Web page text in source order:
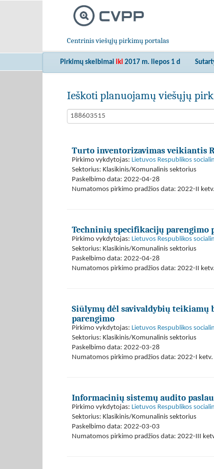
Centrinis viešųjų pirkimų portalas
Pirkimų skelbimai iki 2017 m. liepos 1 d
Ieškoti planuojamų viešųjų
Turto inventorizavimas veikiantis
Pirkimo vykdytojas: Lietuvos Respublikos
Sektorius: Klasikinis/Komunalinis sektorius
Paskelbimo data: 2022-04-28
Numatomos pirkimo pradžios data: 2022-II
Techninių specifikacijų parengimo
Pirkimo vykdytojas: Lietuvos Respublikos
Sektorius: Klasikinis/Komunalinis sektorius
Paskelbimo data: 2022-04-28
Numatomos pirkimo pradžios data: 2022-II
Siūlymų dėl savivaldybių teikiamų
parengimo
Pirkimo vykdytojas: Lietuvos Respublikos
Sektorius: Klasikinis/Komunalinis sektorius
Paskelbimo data: 2022-03-28
Numatomos pirkimo pradžios data: 2022-I
Informacinių sistemų audito
Pirkimo vykdytojas: Lietuvos Respublikos
Sektorius: Klasikinis/Komunalinis sektorius
Paskelbimo data: 2022-03-03
Numatomos pirkimo pradžios data: 2022-III